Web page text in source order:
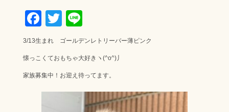
F
ac
e
b
o
ok
T
wi
tt
er
Li
ne
3/13生まれ ゴールデンレトリーバー薄ピンク
懐っこくておもちゃ大好きヽ(^o^)丿
家族募集中！お迎え待ってます。